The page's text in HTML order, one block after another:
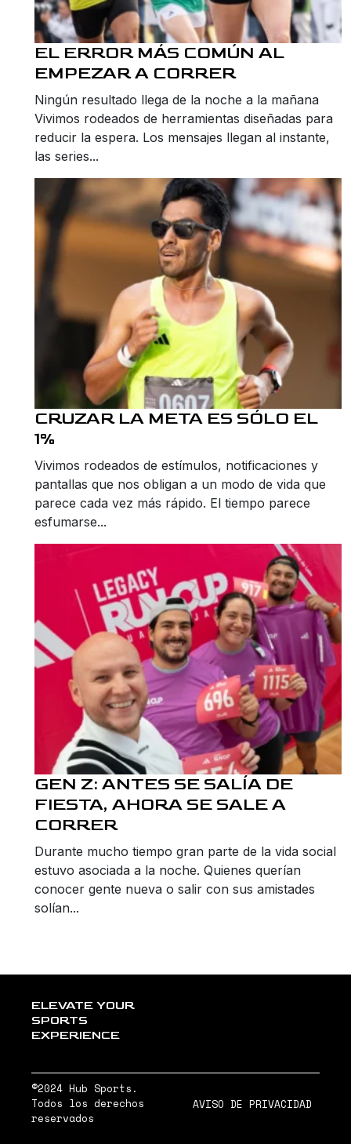
EL ERROR MÁS COMÚN AL
EMPEZAR A CORRER
Ningún resultado llega de la noche a la mañana
Vivimos rodeados de herramientas diseñadas para
reducir la espera. Los mensajes llegan al instante,
las series...
CRUZAR LA META ES SÓLO EL
1%
Vivimos rodeados de estímulos, notificaciones y
pantallas que nos obligan a un modo de vida que
parece cada vez más rápido. El tiempo parece
esfumarse...
GEN Z: ANTES SE SALÍA DE
FIESTA, AHORA SE SALE A
CORRER
Durante mucho tiempo gran parte de la vida social
estuvo asociada a la noche. Quienes querían
conocer gente nueva o salir con sus amistades
solían...
ELEVATE YOUR
SPORTS
EXPERIENCE
©2024 Hub Sports.
Todos los derechos
reservados
AVISO DE PRIVACIDAD